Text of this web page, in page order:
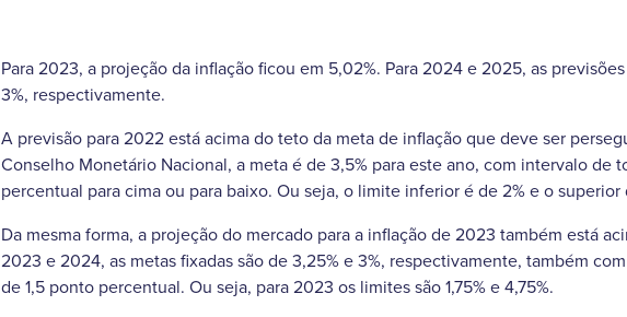
Para 2023, a projeção da inflação ficou em 5,02%. Para 2024 e 2025, as
3%, respectivamente.
A previsão para 2022 está acima do teto da meta de inflação que deve ser
Conselho Monetário Nacional, a meta é de 3,5% para este ano, com intervalo de
percentual para cima ou para baixo. Ou seja, o limite inferior é de 2% e o superior
Da mesma forma, a projeção do mercado para a inflação de 2023 também está
2023 e 2024, as metas fixadas são de 3,25% e 3%, respectivamente, também
de 1,5 ponto percentual. Ou seja, para 2023 os limites são 1,75% e 4,75%.